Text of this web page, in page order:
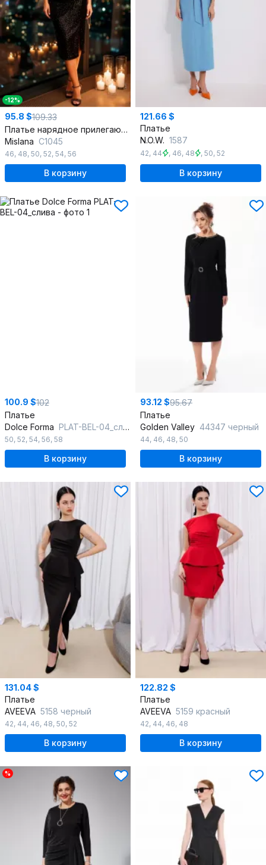
-12%
95.8 $109.33
Платье нарядное прилегающего силуэта с драпировкой
Mislana С1045
46, 48, 50, 52, 54, 56
В корзину
121.66 $
Платье
N.O.W. 1587
42, 44 , 46, 48 , 50, 52
В корзину
100.9 $102
Платье
Dolce Forma PLAT-BEL-04_слива
50, 52, 54, 56, 58
В корзину
93.12 $95.67
Платье
Golden Valley 44347 черный
44, 46, 48, 50
В корзину
131.04 $
Платье
AVEEVA 5158 черный
42, 44, 46, 48, 50, 52
В корзину
122.82 $
Платье
AVEEVA 5159 красный
42, 44, 46, 48
В корзину
%